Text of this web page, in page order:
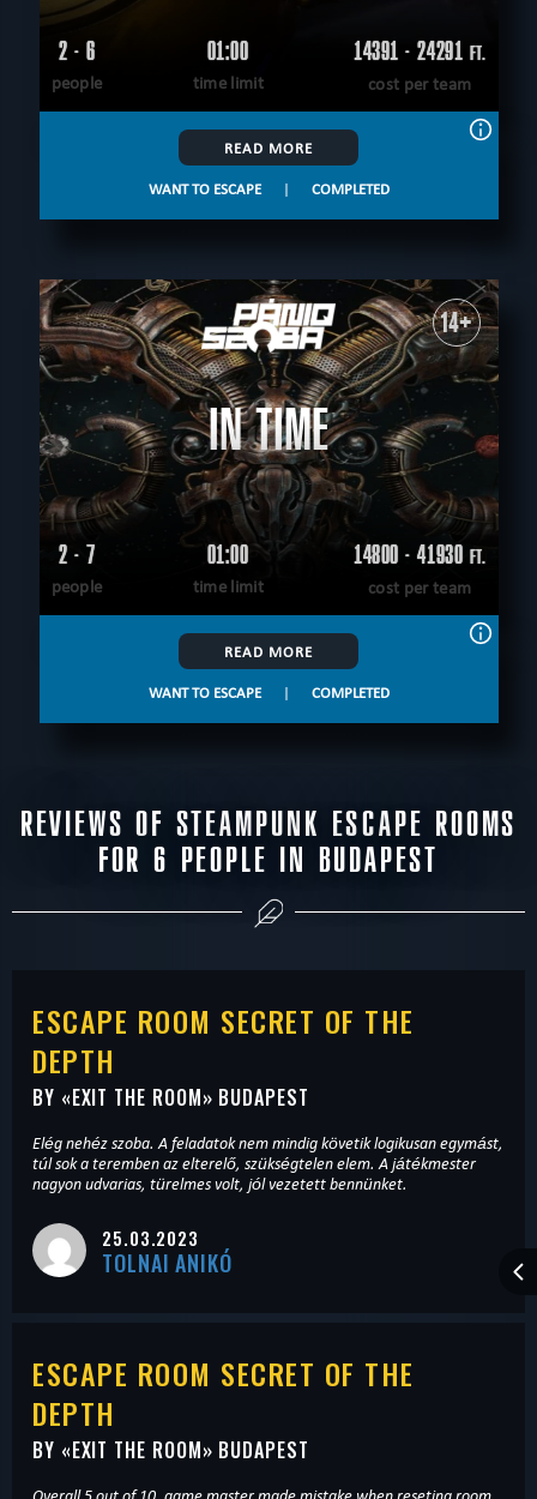
2 - 6
people
01:00
time limit
14391 - 24291 FT.
cost per team
READ MORE
WANT TO ESCAPE | COMPLETED
14+
IN TIME
2 - 7
people
01:00
time limit
14800 - 41930 FT.
cost per team
READ MORE
WANT TO ESCAPE | COMPLETED
REVIEWS OF STEAMPUNK ESCAPE ROOMS
FOR 6 PEOPLE IN BUDAPEST
ESCAPE ROOM SECRET OF THE
DEPTH
BY «EXIT THE ROOM» BUDAPEST
Elég nehéz szoba. A feladatok nem mindig követik logikusan egymást,
túl sok a teremben az elterelő, szükségtelen elem. A játékmester
nagyon udvarias, türelmes volt, jól vezetett bennünket.
25.03.2023
TOLNAI ANIKÓ
ESCAPE ROOM SECRET OF THE
DEPTH
BY «EXIT THE ROOM» BUDAPEST